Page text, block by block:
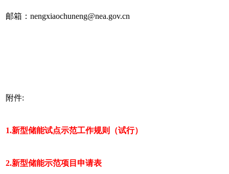
邮箱：nengxiaochuneng@nea.gov.cn
附件:
1.新型储能试点示范工作规则（试行）
2.新型储能示范项目申请表